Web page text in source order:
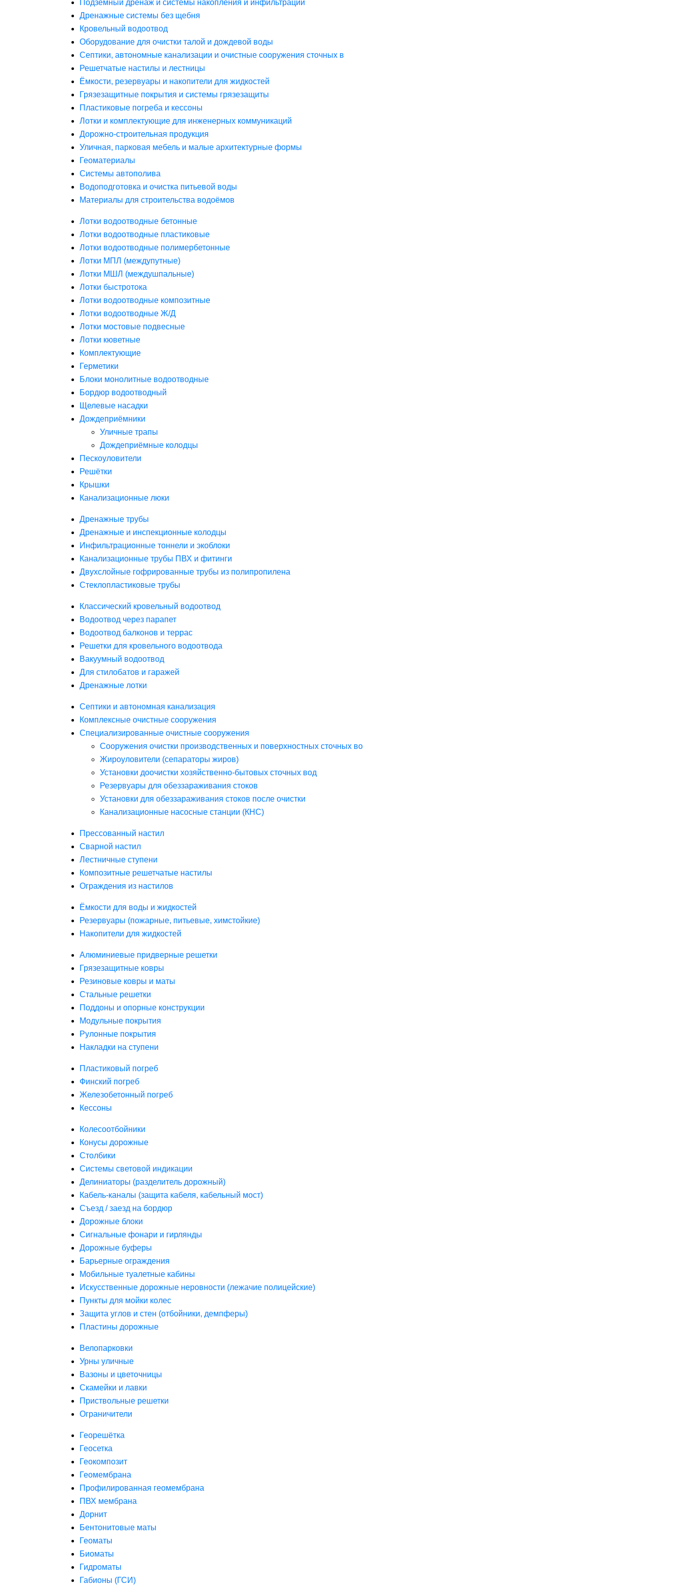
Подземный дренаж и системы накопления и инфильтрации
Дренажные системы без щебня
Кровельный водоотвод
Оборудование для очистки талой и дождевой воды
Септики, автономные канализации и очистные сооружения сточных в
Решетчатые настилы и лестницы
Ёмкости, резервуары и накопители для жидкостей
Грязезащитные покрытия и системы грязезащиты
Пластиковые погреба и кессоны
Лотки и комплектующие для инженерных коммуникаций
Дорожно-строительная продукция
Уличная, парковая мебель и малые архитектурные формы
Геоматериалы
Системы автополива
Водоподготовка и очистка питьевой воды
Материалы для строительства водоёмов
Лотки водоотводные бетонные
Лотки водоотводные пластиковые
Лотки водоотводные полимербетонные
Лотки МПЛ (междупутные)
Лотки МШЛ (междушпальные)
Лотки быстротока
Лотки водоотводные композитные
Лотки водоотводные Ж/Д
Лотки мостовые подвесные
Лотки кюветные
Комплектующие
Герметики
Блоки монолитные водоотводные
Бордюр водоотводный
Щелевые насадки
Дождеприёмники
Уличные трапы
Дождеприёмные колодцы
Пескоуловители
Решётки
Крышки
Канализационные люки
Дренажные трубы
Дренажные и инспекционные колодцы
Инфильтрационные тоннели и экоблоки
Канализационные трубы ПВХ и фитинги
Двухслойные гофрированные трубы из полипропилена
Стеклопластиковые трубы
Классический кровельный водоотвод
Водоотвод через парапет
Водоотвод балконов и террас
Решетки для кровельного водоотвода
Вакуумный водоотвод
Для стилобатов и гаражей
Дренажные лотки
Септики и автономная канализация
Комплексные очистные сооружения
Специализированные очистные сооружения
Сооружения очистки производственных и поверхностных сточных во
Жироуловители (сепараторы жиров)
Установки доочистки хозяйственно-бытовых сточных вод
Резервуары для обеззараживания стоков
Установки для обеззараживания стоков после очистки
Канализационные насосные станции (КНС)
Прессованный настил
Сварной настил
Лестничные ступени
Композитные решетчатые настилы
Ограждения из настилов
Ёмкости для воды и жидкостей
Резервуары (пожарные, питьевые, химстойкие)
Накопители для жидкостей
Алюминиевые придверные решетки
Грязезащитные ковры
Резиновые ковры и маты
Стальные решетки
Поддоны и опорные конструкции
Модульные покрытия
Рулонные покрытия
Накладки на ступени
Пластиковый погреб
Финский погреб
Железобетонный погреб
Кессоны
Колесоотбойники
Конусы дорожные
Столбики
Системы световой индикации
Делиниаторы (разделитель дорожный)
Кабель-каналы (защита кабеля, кабельный мост)
Съезд / заезд на бордюр
Дорожные блоки
Сигнальные фонари и гирлянды
Дорожные буферы
Барьерные ограждения
Мобильные туалетные кабины
Искусственные дорожные неровности (лежачие полицейские)
Пункты для мойки колес
Защита углов и стен (отбойники, демпферы)
Пластины дорожные
Велопарковки
Урны уличные
Вазоны и цветочницы
Скамейки и лавки
Приствольные решетки
Ограничители
Георешётка
Геосетка
Геокомпозит
Геомембрана
Профилированная геомембрана
ПВХ мембрана
Дорнит
Бентонитовые маты
Геоматы
Биоматы
Гидроматы
Габионы (ГСИ)